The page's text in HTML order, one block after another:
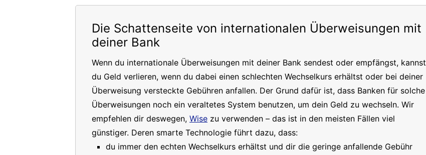
Die Schattenseite von internationalen Überweisungen mit
deiner Bank
Wenn du internationale Überweisungen mit deiner Bank sendest oder empfängst, kannst
du Geld verlieren, wenn du dabei einen schlechten Wechselkurs erhältst oder bei deiner
Überweisung versteckte Gebühren anfallen. Der Grund dafür ist, dass Banken für solche
Überweisungen noch ein veraltetes System benutzen, um dein Geld zu wechseln. Wir
empfehlen dir deswegen, Wise zu verwenden – das ist in den meisten Fällen viel
günstiger. Deren smarte Technologie führt dazu, dass:
du immer den echten Wechselkurs erhältst und dir die geringe anfallende Gebühr